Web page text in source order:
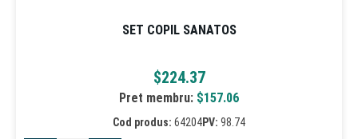
SET COPIL SANATOS
$224.37
Pret membru: $157.06
Cod produs: 64204PV: 98.74